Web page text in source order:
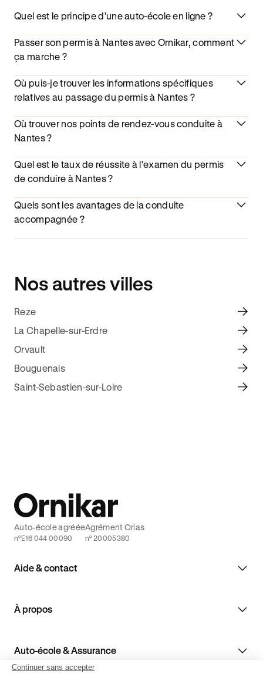
Quel est le principe d'une auto-école en ligne ?
Passer son permis à Nantes avec Ornikar, comment
ça marche ?
Où puis-je trouver les informations spécifiques
relatives au passage du permis à Nantes ?
Où trouver nos points de rendez-vous conduite à
Nantes ?
Quel est le taux de réussite à l'examen du permis
de conduire à Nantes ?
Quels sont les avantages de la conduite
accompagnée ?
Nos autres villes
Reze
La Chapelle-sur-Erdre
Orvault
Bouguenais
Saint-Sebastien-sur-Loire
Aide & contact
À propos
Auto-école & Assurance
Auto-école agréée
n°E16 044 00090
Agrément Orias
n° 20005380
Continuer sans accepter